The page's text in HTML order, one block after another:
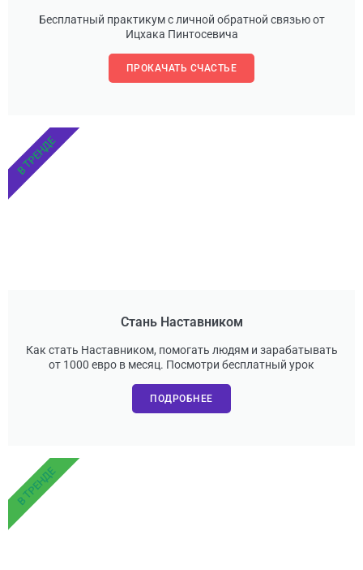
Бесплатный практикум с личной обратной связью от
Ицхака Пинтосевича
ПРОКАЧАТЬ СЧАСТЬЕ
Стань Наставником
Как стать Наставником, помогать людям и зарабатывать
от 1000 евро в месяц. Посмотри бесплатный урок
ПОДРОБНЕЕ
В ТРЕНДЕ
В ТРЕНДЕ